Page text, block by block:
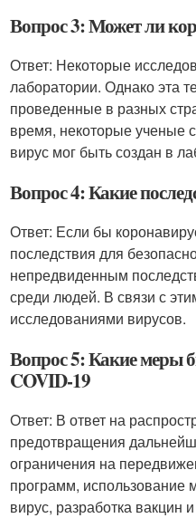
Вопрос 3: Может ли
Ответ: Некоторые
лаборатории. Однако эта
проведенные в разных
время, некоторые ученые
вирус мог быть создан в
Вопрос 4: Какие
Ответ: Если бы
последствия для
непредвиденным
среди людей. В связи с
исследованиями вирусов.
Вопрос 5: Какие меры
COVID-19
Ответ: В ответ на
предотвращения
ограничения на
программ, использование
вирус, разработка вакцин